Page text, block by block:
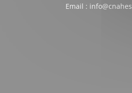
Email :